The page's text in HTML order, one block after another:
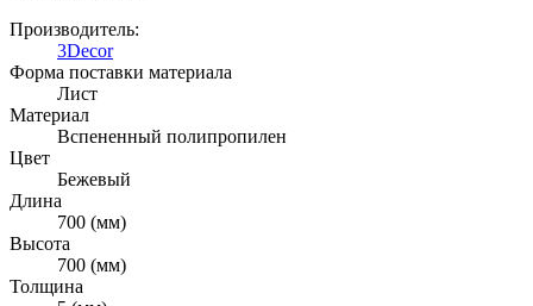
Производитель:
3Decor
Форма поставки материала
Лист
Материал
Вспененный полипропилен
Цвет
Бежевый
Длина
700 (мм)
Высота
700 (мм)
Толщина